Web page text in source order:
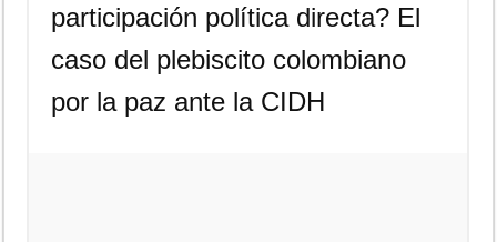
participación política directa? El
caso del plebiscito colombiano
por la paz ante la CIDH